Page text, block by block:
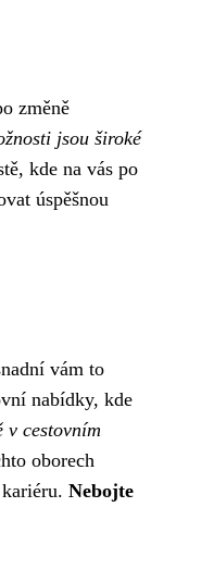
změně
jsou široké
kde na vás po
úspěšnou
vám to
nabídky, kde
v cestovním
oborech
Nebojte